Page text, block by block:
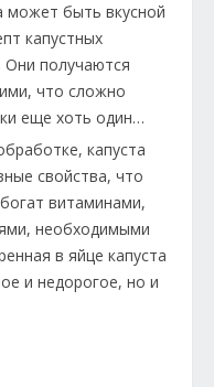
может быть вкусной
капустных
получаются
что сложно
еще хоть один…
капуста
свойства, что
витаминами,
необходимыми
в яйце капуста
и недорогое, но и